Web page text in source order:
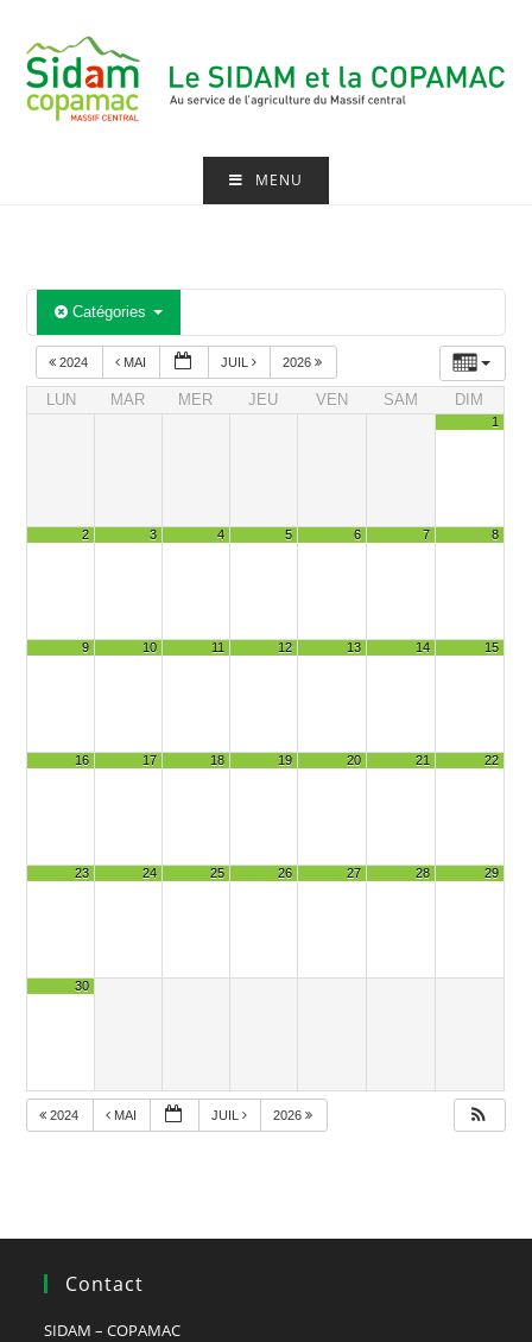
content
MENU
Catégories
2024 MAI JUIL 2026
LUN MAR MER JEU VEN SAM DIM
1
2 3 4 5 6 7 8
9 10 11 12 13 14 15
16 17 18 19 20 21 22
23 24 25 26 27 28 29
30
2024 MAI JUIL 2026
Contact
SIDAM – COPAMAC